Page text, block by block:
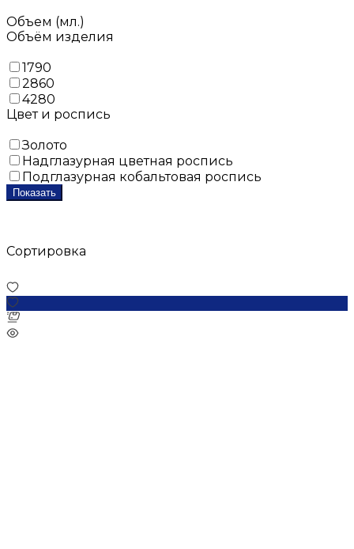
Объем (мл.)
Объём изделия
1790
2860
4280
Цвет и роспись
Золото
Надглазурная цветная роспись
Подглазурная кобальтовая роспись
Показать
Сортировка